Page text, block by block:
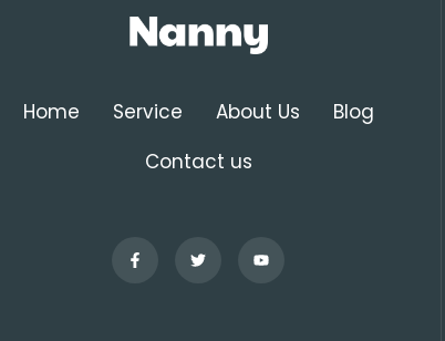
Home Service About Us
Blog
Contact us